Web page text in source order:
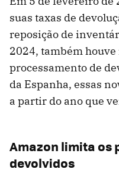
suas taxas de
reposição de
2024, também
processamento de
da Espanha, essas
a partir do ano que
Amazon limita os
devolvidos